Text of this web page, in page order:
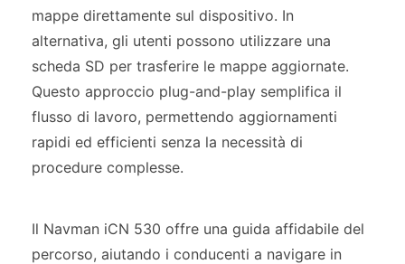
mappe direttamente sul dispositivo. In
alternativa, gli utenti possono utilizzare una
scheda SD per trasferire le mappe aggiornate.
Questo approccio plug-and-play semplifica il
flusso di lavoro, permettendo aggiornamenti
rapidi ed efficienti senza la necessità di
procedure complesse.
Il Navman iCN 530 offre una guida affidabile del
percorso, aiutando i conducenti a navigare in